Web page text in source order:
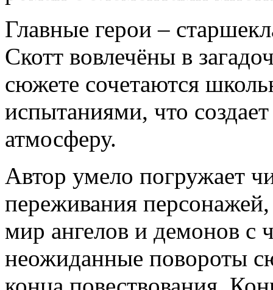
Главные герои –
Скотт вовлечёны в
сюжете сочетаются
испытаниями, что
атмосферу.
Автор умело погружает
переживания
мир ангелов и демонов с
неожиданные повороты